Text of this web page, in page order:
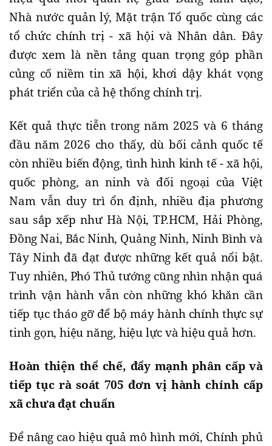
Nhà nước quản lý, Mặt trận Tổ quốc cùng các
tổ chức chính trị - xã hội và Nhân dân. Đây
được xem là nền tảng quan trọng góp phần
củng cố niềm tin xã hội, khơi dậy khát vọng
phát triển của cả hệ thống chính trị.
Kết quả thực tiễn trong năm 2025 và 6 tháng
đầu năm 2026 cho thấy, dù bối cảnh quốc tế
còn nhiều biến động, tình hình kinh tế - xã hội,
quốc phòng, an ninh và đối ngoại của Việt
Nam vẫn duy trì ổn định, nhiều địa phương
sau sắp xếp như Hà Nội, TP.HCM, Hải Phòng,
Đồng Nai, Bắc Ninh, Quảng Ninh, Ninh Bình và
Tây Ninh đã đạt được những kết quả nổi bật.
Tuy nhiên, Phó Thủ tướng cũng nhìn nhận quá
trình vận hành vẫn còn những khó khăn cần
tiếp tục tháo gỡ để bộ máy hành chính thực sự
tinh gọn, hiệu năng, hiệu lực và hiệu quả hơn.
Hoàn thiện thể chế, đẩy mạnh phân cấp và
tiếp tục rà soát 705 đơn vị hành chính cấp
xã chưa đạt chuẩn
Để nâng cao hiệu quả mô hình mới, Chính phủ